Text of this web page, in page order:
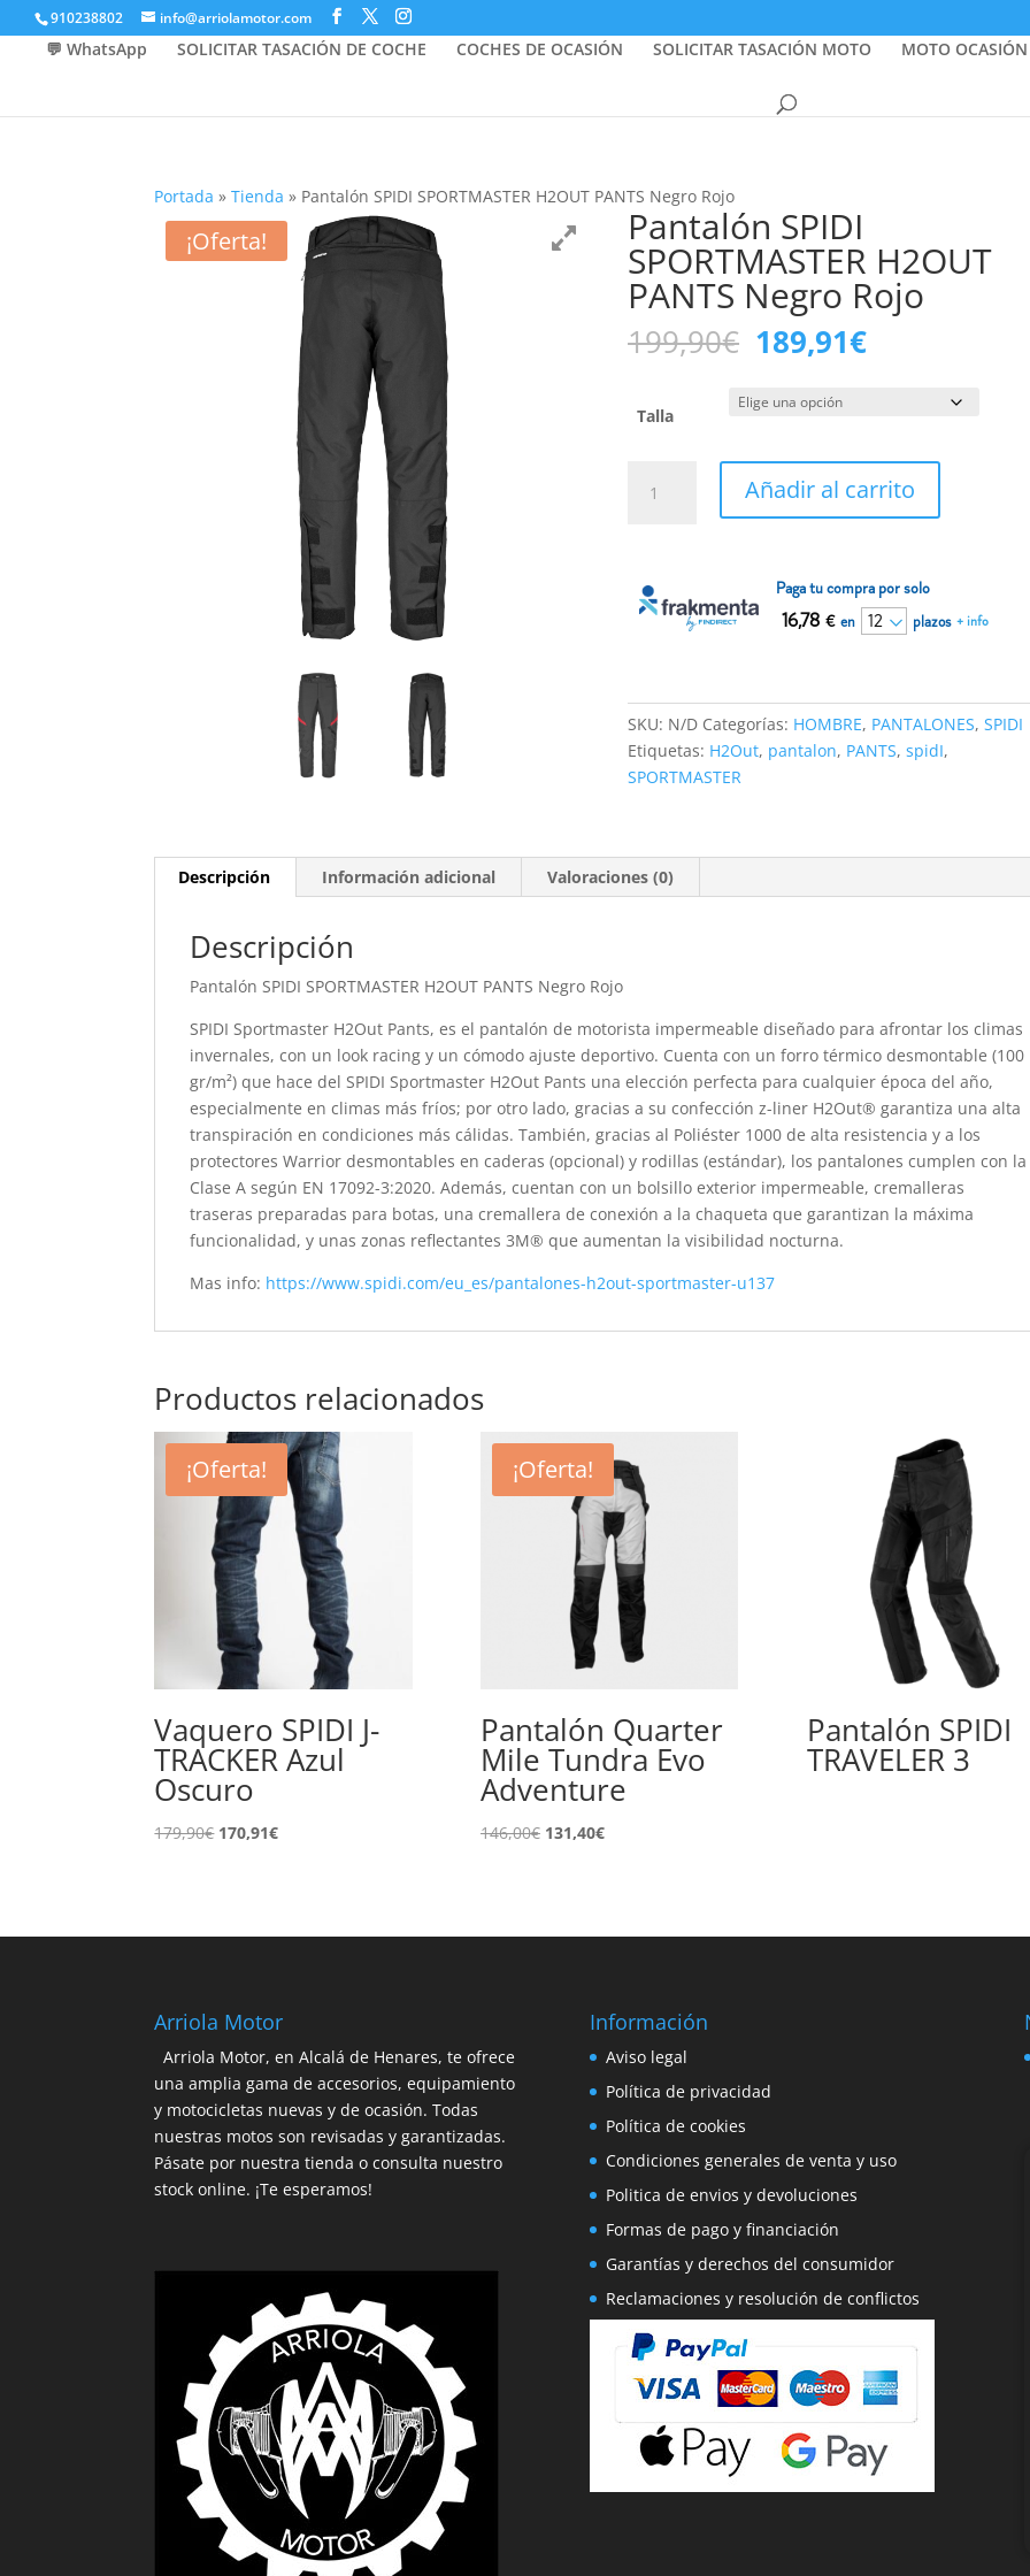
910238802 info@arriolamotor.com
💬 WhatsApp SOLICITAR TASACIÓN DE COCHE COCHES DE OCASIÓN SOLICITAR TASACIÓN MOTO MOTO OCASIÓN
Portada »Tienda » Pantalón SPIDI SPORTMASTER H2OUT PANTS Negro Rojo
¡Oferta! Pantalón SPIDI
SPORTMASTER H2OUT
PANTS Negro Rojo
199,90€ El
precio
original
era:
189,91€El
Talla
SPIDI
SPORTMASTER
Negro
Añadir al carrito
Paga tu compra por solo
16,78 € en plazos + info
SKU: N/D Categorías: HOMBRE, PANTALONES,SPIDI
Etiquetas: H2Out, pantalon, PANTS,spidI,
SPORTMASTER
Descripción Información adicional Valoraciones (0)
Descripción
Pantalón SPIDI SPORTMASTER H2OUT PANTS Negro Rojo
SPIDI Sportmaster H2Out Pants, es el pantalón de motorista impermeable diseñado para afrontar los climas
invernales, con un look racing y un cómodo ajuste deportivo. Cuenta con un forro térmico desmontable (100
gr/m²) que hace del SPIDI Sportmaster H2Out Pants una elección perfecta para cualquier época del año,
especialmente en climas más fríos; por otro lado, gracias a su confección z-liner H2Out® garantiza una alta
transpiración en condiciones más cálidas. También, gracias al Poliéster 1000 de alta resistencia y a los
protectores Warrior desmontables en caderas (opcional) y rodillas (estándar), los pantalones cumplen con la
Clase A según EN 17092-3:2020. Además, cuentan con un bolsillo exterior impermeable, cremalleras
traseras preparadas para botas, una cremallera de conexión a la chaqueta que garantizan la máxima
funcionalidad, y unas zonas reflectantes 3M® que aumentan la visibilidad nocturna.
Mas info: https://www.spidi.com/eu_es/pantalones-h2out-sportmaster-u137
Productos relacionados
¡Oferta!
Vaquero SPIDI J-
TRACKER Azul
Oscuro
179,90€ El
179,90€.
170,91€El
170,91€.
¡Oferta!
Pantalón Quarter
Mile Tundra Evo
Adventure
146,00€ El
146,00€.
131,40€El
131,40€.
Pantalón SPIDI
TRAVELER 3
Arriola Motor
Arriola Motor, en Alcalá de Henares, te ofrece
una amplia gama de accesorios, equipamiento
y motocicletas nuevas y de ocasión. Todas
nuestras motos son revisadas y garantizadas.
Pásate por nuestra tienda o consulta nuestro
stock online. ¡Te esperamos!
Información
Aviso legal
Política de privacidad
Política de cookies
Condiciones generales de venta y uso
Politica de envios y devoluciones
Formas de pago y financiación
Garantías y derechos del consumidor
Reclamaciones y resolución de conflictos